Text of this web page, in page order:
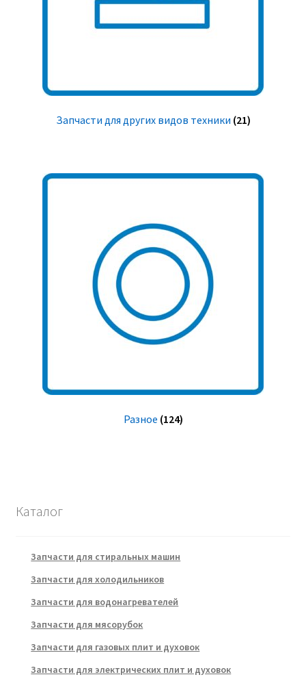
Запчасти для других видов техники (21)
Разное (124)
Каталог
Запчасти для стиральных машин
Запчасти для холодильников
Запчасти для водонагревателей
Запчасти для мясорубок
Запчасти для газовых плит и духовок
Запчасти для электрических плит и духовок